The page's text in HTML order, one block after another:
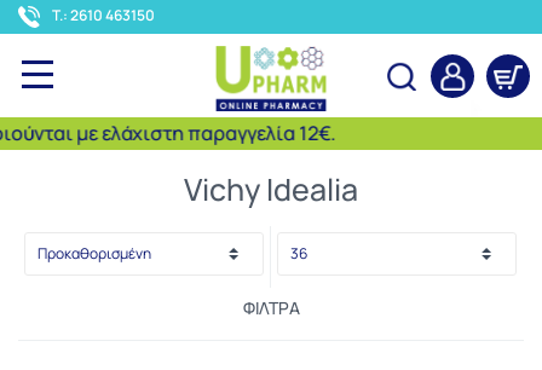
T.: 2610 463150
με ελάχιστη παραγγελία 12€.
Αναζήτηση
Vichy Idealia
ΦΊΛΤΡΑ